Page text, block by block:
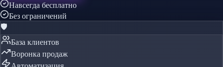
Навсегда бесплатно
Без ограничений
🛡️
База клиентов
Воронка продаж